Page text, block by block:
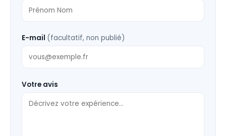
E-mail (facultatif, non publié)
Votre avis